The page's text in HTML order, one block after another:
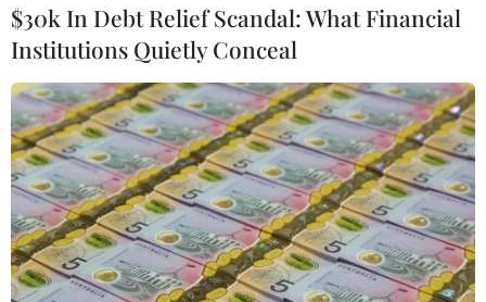
Hơn 104.000 lao động làm việc ở nước
ngoài trong chín tháng
07/10/2019 03:59
Nhật Bản tiếp tục là thị trường tiếp nhận nhiều lao động
Việt Nam nhất hiện nay. Trong những tháng cuối năm,
thị trường này sẽ còn mở ra thêm nhiều cơ hội việc làm
tốt, thu nhập cao.
$30k In Debt Relief Scandal: What Financial
Institutions Quietly Conceal